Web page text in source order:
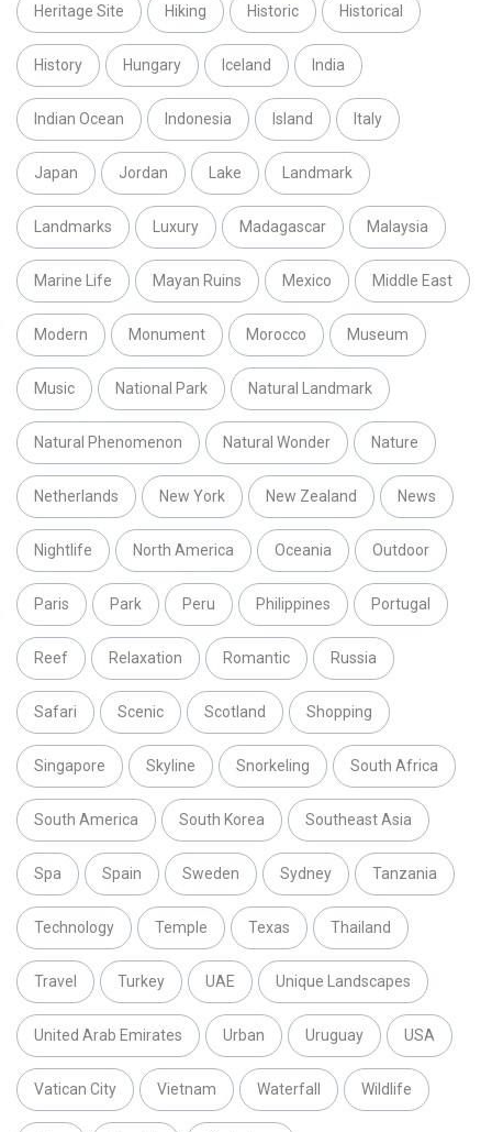
Heritage Site Hiking Historic Historical
History Hungary Iceland India
Indian Ocean Indonesia Island Italy
Japan Jordan Lake Landmark
Landmarks Luxury Madagascar Malaysia
Marine Life Mayan Ruins Mexico Middle East
Modern Monument Morocco Museum
Music National Park Natural Landmark
Natural Phenomenon Natural Wonder Nature
Netherlands New York New Zealand News
Nightlife North America Oceania Outdoor
Paris Park Peru Philippines Portugal
Reef Relaxation Romantic Russia
Safari Scenic Scotland Shopping
Singapore Skyline Snorkeling South Africa
South America South Korea Southeast Asia
Spa Spain Sweden Sydney Tanzania
Technology Temple Texas Thailand
Travel Turkey UAE Unique Landscapes
United Arab Emirates Urban Uruguay USA
Vatican City Vietnam Waterfall Wildlife